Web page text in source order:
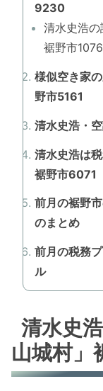
9230
清水史浩
裾野市1076
様似空き家
野市5161
清水史浩・
清水史浩は
裾野市6071
前月の裾野
のまとめ
前月の税務
ル
清水史
山城村